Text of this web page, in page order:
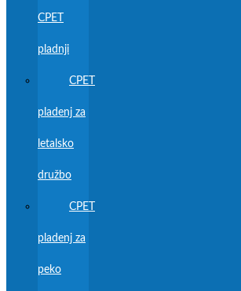
CPET
pladnji
CPET
pladenj za
letalsko
družbo
CPET
pladenj za
peko